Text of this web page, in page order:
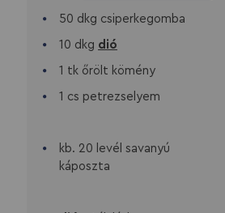
50 dkg csiperkegomba
10 dkg dió
1 tk őrölt kömény
1 cs petrezselyem
kb. 20 levél savanyú
káposzta